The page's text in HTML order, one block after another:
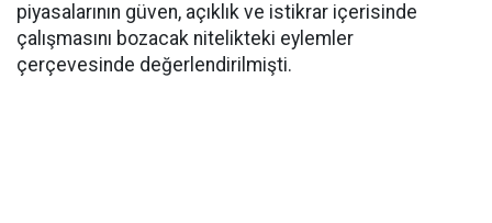
piyasalarının güven, açıklık ve istikrar içerisinde
çalışmasını bozacak nitelikteki eylemler
çerçevesinde değerlendirilmişti.